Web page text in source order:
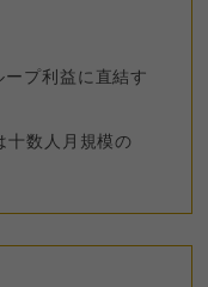
プ利益に直結す
十数人月規模の